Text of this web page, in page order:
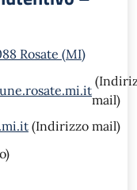
Rosate (MI)
mail)
(Indirizzo mail)